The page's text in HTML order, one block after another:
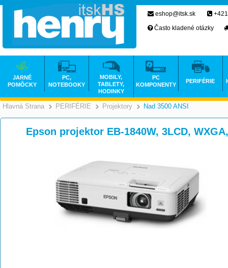
Hlavná Strana >
PERIFÉRIE >
Projektory >
Nad 3500 ANSI
Epson projektor EB-1840W, 3LCD,
eshop@itsk.sk
Často kladené otázky
JARNÉ
POMÔCKY
PC,
NOTEBOOKY
MOBILY,
TABLETY,
HODINKY
PC
KOMPONENTY
PERIFÉRIE